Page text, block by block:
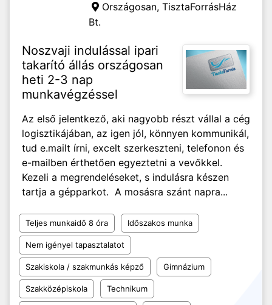
Országosan, TisztaForrásHáz
Bt.
Noszvaji indulással ipari
takarító állás országosan
heti 2-3 nap
munkavégzéssel
Az első jelentkező, aki nagyobb részt vállal a cég
logisztikájában, az igen jól, könnyen kommunikál,
tud e.mailt írni, excelt szerkeszteni, telefonon és
e-mailben érthetően egyeztetni a vevőkkel.
Kezeli a megrendeléseket, s indulásra készen
tartja a gépparkot. A mosásra szánt napra...
Teljes munkaidő 8 óra Időszakos munka
Nem igényel tapasztalatot
Szakiskola / szakmunkás képző Gimnázium
Szakközépiskola Technikum